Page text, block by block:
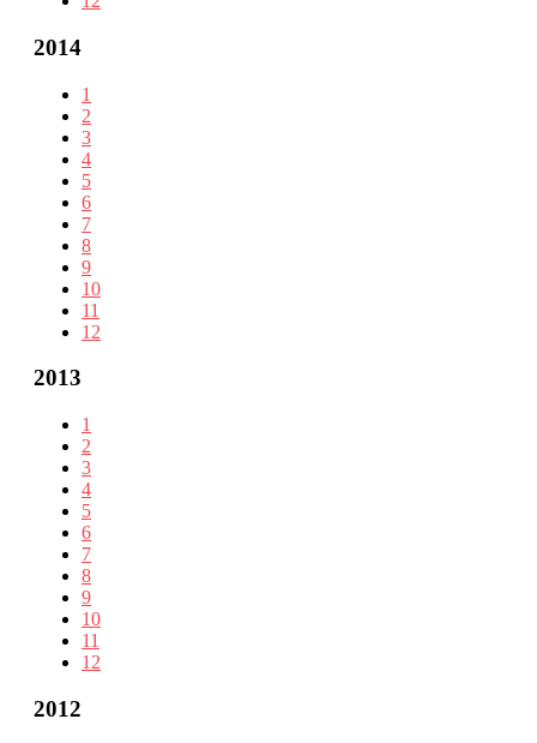
2014
1
2
3
4
5
6
7
8
9
10
11
12
2013
1
2
3
4
5
6
7
8
9
10
11
12
2012